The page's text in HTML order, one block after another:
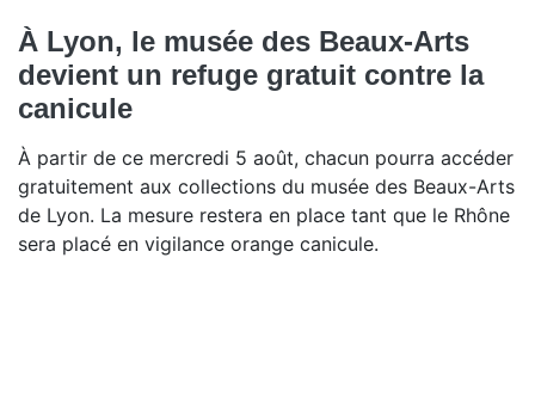
À Lyon, le musée des Beaux-Arts
devient un refuge gratuit contre la
canicule
À partir de ce mercredi 5 août, chacun pourra accéder
gratuitement aux collections du musée des Beaux-Arts
de Lyon. La mesure restera en place tant que le Rhône
sera placé en vigilance orange canicule.